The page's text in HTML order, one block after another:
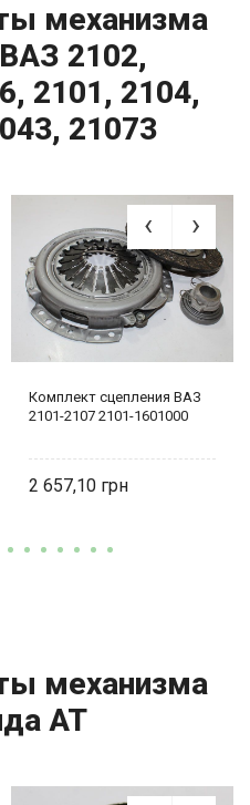
механизма
2102,
2101, 2104,
21073
Комплект сцепления ВАЗ
2101-2107 2101-1601000
2 657,10
механизма
AT